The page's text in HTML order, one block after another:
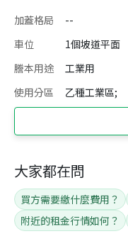
加蓋格局
--
車位
1個坡道平面
謄本用途
工業用
使用分區
乙種工業區;
大家都在問
買方需要繳什麼費用？
附近的租金行情如何？